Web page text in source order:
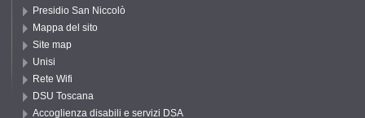
Presidio San Niccolò
Mappa del sito
Site map
Unisi
Rete Wifi
DSU Toscana
Accoglienza disabili e servizi DSA